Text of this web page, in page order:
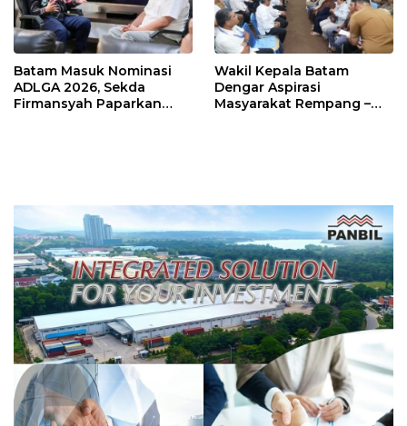
Batam Masuk Nominasi
ADLGA 2026, Sekda
Firmansyah Paparkan
Wakil Kepala Batam
Dengar Aspirasi
Masyarakat Rempang –